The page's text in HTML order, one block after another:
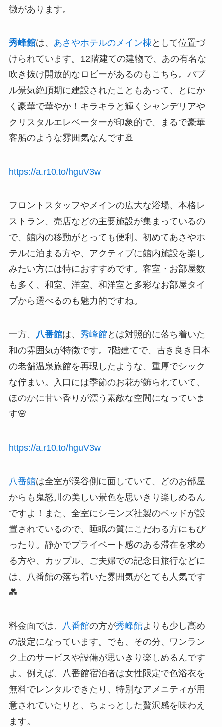
徴があります。
秀峰館は、 あさやホテルのメイン棟 として位置づ
けられています。12階建ての建物で、あの有名な
吹き抜け開放的なロビーがあるのもこちら。バブ
ル景気絶頂期に建設されたこともあって、とにか
く豪華で華やか！キラキラと輝くシャンデリアや
クリスタルエレベーターが印象的で、まるで豪華
客船のような雰囲気なんです🚢
https://a.r10.to/hguV3w
フロントスタッフやメインの広大な浴場、本格レ
ストラン、売店などの主要施設が集まっているの
で、館内の移動がとっても便利。初めてあさやホ
テルに泊まる方や、アクティブに館内施設を楽し
みたい方には特におすすめです。客室・お部屋数
も多く、和室、洋室、和洋室と多彩なお部屋タイ
プから選べるのも魅力的ですね。
一方、 八番館は、 秀峰館とは対照的に落ち着いた
和の雰囲気が特徴です。7階建てで、古き良き日本
の老舗温泉旅館を再現したような、重厚でシック
な佇まい。入口には季節のお花が飾られていて、
ほのかに甘い香りが漂う素敵な空間になっていま
す🌸
https://a.r10.to/hguV3w
八番館は全室が渓谷側に面していて、どのお部屋
からも鬼怒川の美しい景色を思いきり楽しめるん
ですよ！また、全室にシモンズ社製のベッドが設
置されているので、睡眠の質にこだわる方にもぴ
ったり。静かでプライベート感のある滞在を求め
る方や、カップル、ご夫婦での記念日旅行などに
は、八番館の落ち着いた雰囲気がとても人気です
💑
料金面では、 八番館の方が秀峰館よりも少し高め
の設定になっています。でも、その分、ワンラン
ク上のサービスや設備が思いきり楽しめるんです
よ。例えば、八番館宿泊者は女性限定で色浴衣を
無料でレンタルできたり、特別なアメニティが用
意されていたりと、ちょっとした贅沢感を味わえ
ます。